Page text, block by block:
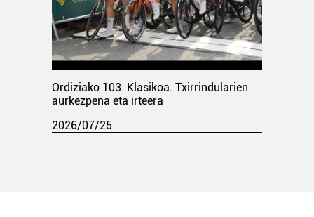
Ordiziako 103. Klasikoa. Txirrindularien
aurkezpena eta irteera
2026/07/25